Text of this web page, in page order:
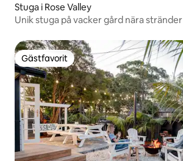
Stuga i Rose Valley
Unik stuga på vacker gård nära stränder
Gästfavorit
Gästfavorit